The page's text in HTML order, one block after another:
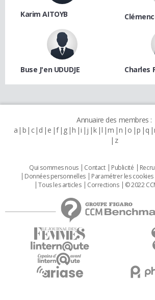
Karim AITOYB
Buse J'en UDUDJE Charles
Annuaire des membres :
a b c d e f g h i j k l m n o p q
z
Qui sommes nous Contact Publicité
Données personnelles
Paramétrer les cookies
Tous les articles
Corrections © 2022